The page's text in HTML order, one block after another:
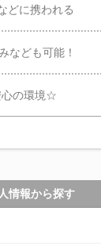
どに携われる
なども可能！
心の環境☆
情報から探す